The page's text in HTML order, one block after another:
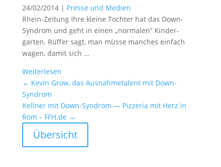
24/02/2014| Presse und Medien
Rhein-Zeitung Ihre kleine Tochter hat das Down-
Syndrom und geht in einen „normalen“ Kinder­
garten. Rüffer sagt, man müsse manches einfach
wagen, damit sich …
Weiter­lesen
← Kevin Grow, das Ausnah­me­ta­lent mit Down-
Syndrom
Kellner mit Down-Syndrom — Pizzeria mit Herz in
Rom – FFH.de →
Übersicht